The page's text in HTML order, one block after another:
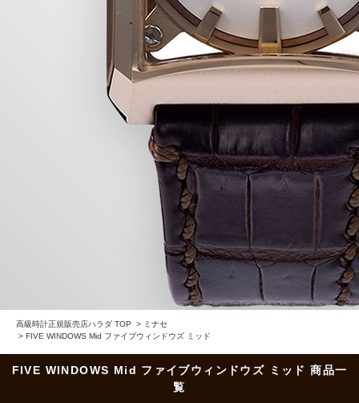
高級時計正規販売店ハラダ TOP > ミナセ
> FIVE WINDOWS Mid ファイブウィンドウズ ミッド
FIVE WINDOWS Mid ファイブウィンドウズ ミッド 商品一
覧